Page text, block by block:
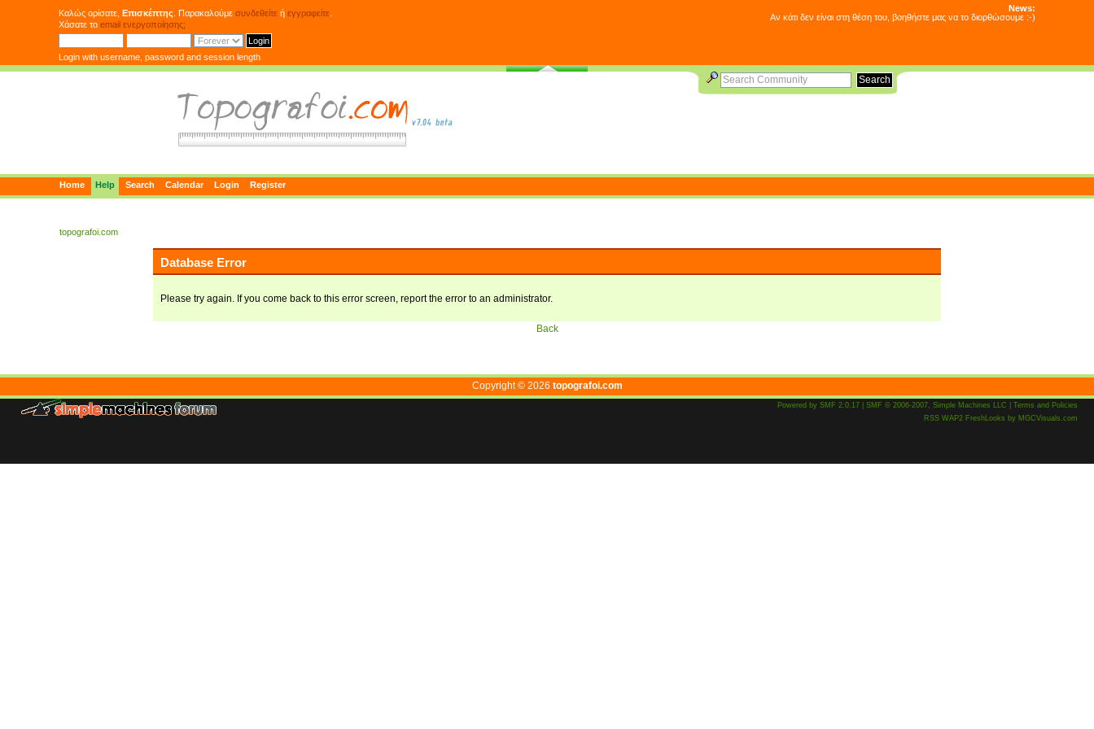
Καλώς ορίσατε,Επισκέπτης . Παρακαλούμεσυνδεθείτε ήεγγραφείτε
Χάσατε τοemail ενεργοποίησης;
Login with username, password and session length
News:
Αν κάτι δεν είναι στη θέση του, βοηθήστε μας να το διορθώσουμε :-)
Home Help Search Calendar Login Register
topografoi.com
Database Error
Please try again. If you come back to this error screen, report the error to an administrator.
Back
Copyright © 2026 topografoi.com
Powered by SMF 2.0.17 SMF © 2006-2007, Simple Machines LLC
Terms and Policies
RSS WAP2 FreshLooks by MGCVisuals.com